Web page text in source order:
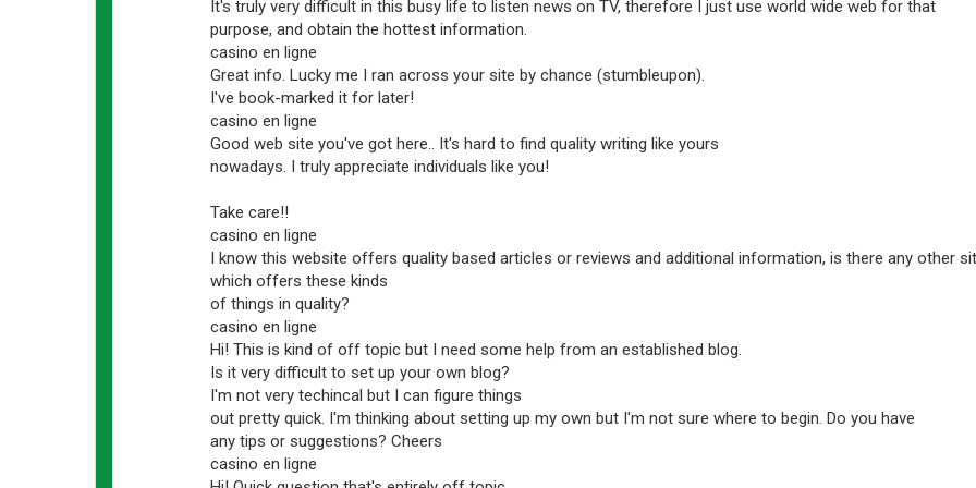
It's truly very difficult in this busy life to listen news on TV, therefore I just use world wide web for that
purpose, and obtain the hottest information.
casino en ligne
Great info. Lucky me I ran across your site by chance (stumbleupon).
I've book-marked it for later!
casino en ligne
Good web site you've got here.. It's hard to find quality writing like yours
nowadays. I truly appreciate individuals like you!
Take care!!
casino en ligne
I know this website offers quality based articles or reviews and additional information, is there any other
which offers these kinds
of things in quality?
casino en ligne
Hi! This is kind of off topic but I need some help from an established blog.
Is it very difficult to set up your own blog?
I'm not very techincal but I can figure things
out pretty quick. I'm thinking about setting up my own but I'm not sure where to begin. Do you have
any tips or suggestions? Cheers
casino en ligne